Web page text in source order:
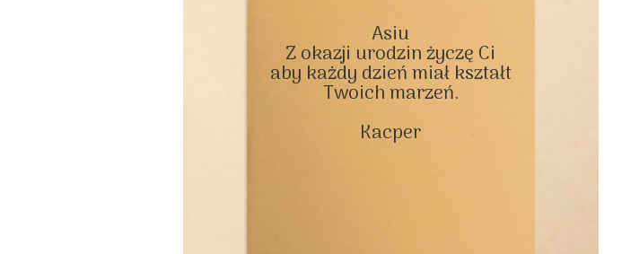
Asiu
Z okazji urodzin życzę Ci
aby każdy dzień miał kształt
Twoich marzeń.
Kacper